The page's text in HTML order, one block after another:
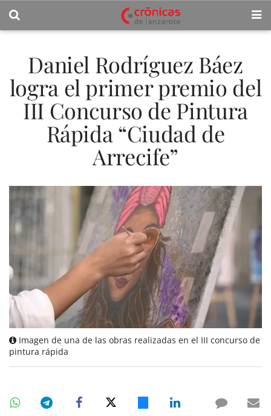
Daniel Rodríguez Báez
logra el primer premio del
III Concurso de Pintura
Rápida “Ciudad de
Arrecife”
Imagen de una de las obras realizadas en el III concurso de
pintura rápida